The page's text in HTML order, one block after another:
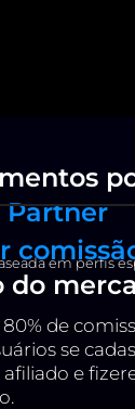
Uma
EUA Se
do
Partner
em perfis
do
de
se
afiliado e